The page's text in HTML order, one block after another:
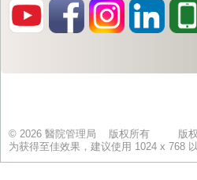
© 2026 醫院管理局 版权所有 版
为获得至佳效果，建议使用 1024 x 768